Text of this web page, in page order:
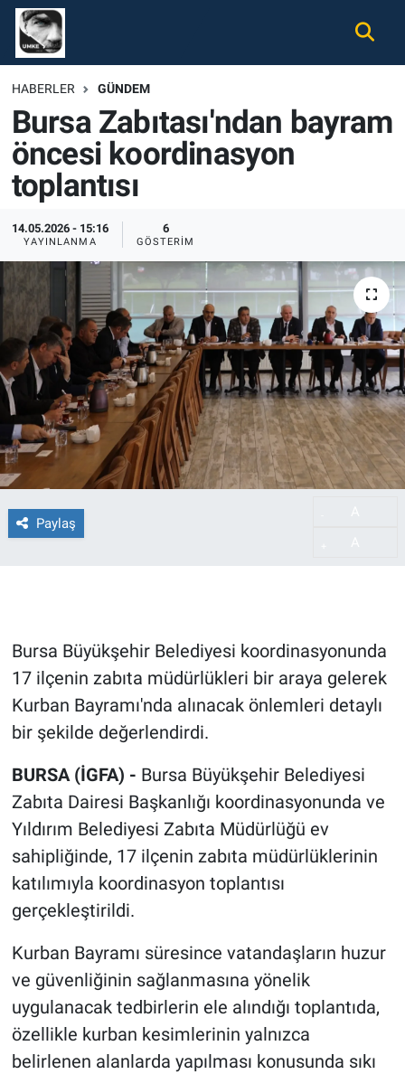
HABERLER GÜNDEM
Bursa Zabıtası'ndan bayram
öncesi koordinasyon
toplantısı
14.05.2026 - 15:16
YAYINLANMA
6
GÖSTERIM
Paylaş
Bursa Büyükşehir Belediyesi koordinasyonunda
17 ilçenin zabıta müdürlükleri bir araya gelerek
Kurban Bayramı'nda alınacak önlemleri detaylı
bir şekilde değerlendirdi.
BURSA (İGFA) - Bursa Büyükşehir Belediyesi
Zabıta Dairesi Başkanlığı koordinasyonunda ve
Yıldırım Belediyesi Zabıta Müdürlüğü ev
sahipliğinde, 17 ilçenin zabıta müdürlüklerinin
katılımıyla koordinasyon toplantısı
gerçekleştirildi.
Kurban Bayramı süresince vatandaşların huzur
ve güvenliğinin sağlanmasına yönelik
uygulanacak tedbirlerin ele alındığı toplantıda,
özellikle kurban kesimlerinin yalnızca
belirlenen alanlarda yapılması konusunda sıkı
Gündem
Ekonomi
Spor
Tüm Haberler
İletişim
Künye
Nöbetçi Eczaneler
Hava Durumu
Namaz Vakitleri
Süper Lig Puan Durumu ve Fikstür
Tüm Manşetler
Son Dakika Haberleri
Haber Arşivi